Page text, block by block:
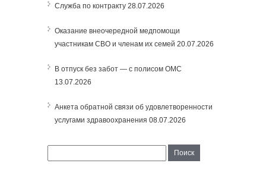
Служба по контракту 28.07.2026
Оказание внеочередной медпомощи
участникам СВО и членам их семей 20.07.2026
В отпуск без забот — с полисом ОМС
13.07.2026
Анкета обратной связи об удовлетворенности
услугами здравоохранения 08.07.2026